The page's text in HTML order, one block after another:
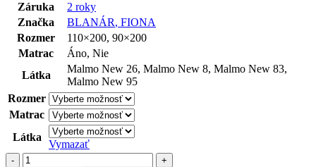
Záruka
2 roky
Značka
BLANÁR, FIONA
Rozmer
110×200, 90×200
Matrac
Áno, Nie
Látka
Malmo New 26, Malmo New 8, Malmo New 83,
Malmo New 95
Rozmer
Matrac
Látka
Vymazať
množstvo